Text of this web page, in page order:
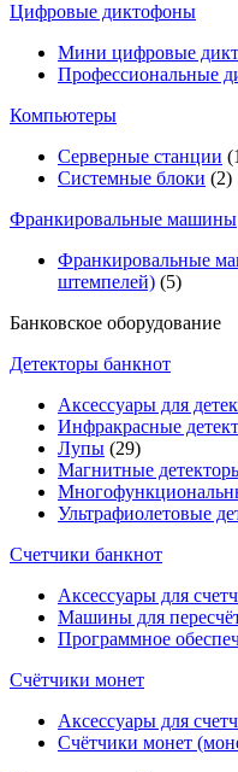
Цифровые диктофоны
Мини цифровые
Профессиональные
Компьютеры
Серверные станции
Системные блоки (2)
Франкировальные машины
Франкировальные
штемпелей) (5)
Банковское оборудование
Детекторы банкнот
Аксессуары для
Инфракрасные
Лупы (29)
Магнитные
Ультрафиолетовые
Счетчики банкнот
Аксессуары для
Машины для
Программное
Счётчики монет
Аксессуары для
Счётчики монет